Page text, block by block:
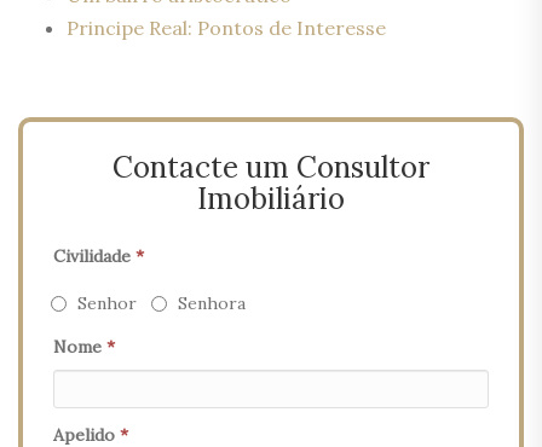
Principe Real: Pontos de Interesse
Contacte um Consultor
Imobiliário
Civilidade *
Senhor
Senhora
Nome *
Apelido *